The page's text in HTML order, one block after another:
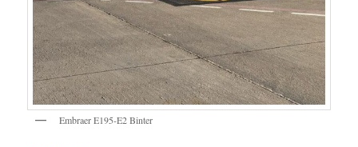
Embraer E195-E2 Binter